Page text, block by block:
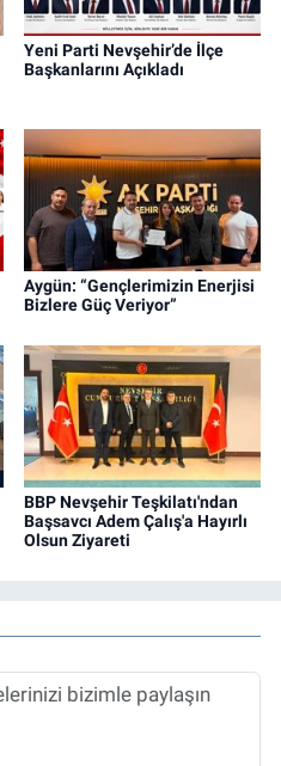
Yeni Parti Nevşehir’de İlçe
Başkanlarını Açıkladı
Aygün: “Gençlerimizin Enerjisi
Bizlere Güç Veriyor”
BBP Nevşehir Teşkilatı'ndan
Başsavcı Adem Çalış'a Hayırlı
Olsun Ziyareti